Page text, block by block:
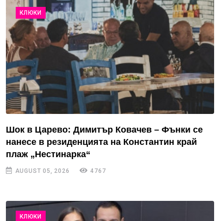
КЛЮКИ
Шок в Царево: Димитър Ковачев – Фънки се
нанесе в резиденцията на Константин край
плаж „Нестинарка“
AUGUST 05, 2026 4767
КЛЮКИ